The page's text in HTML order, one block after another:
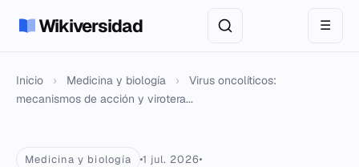
Wikiversidad ☰
Inicio › Medicina y biología ›
Virus oncolíticos:
mecanismos de acción y virotera...
Medicina y biología 1 jul. 2026